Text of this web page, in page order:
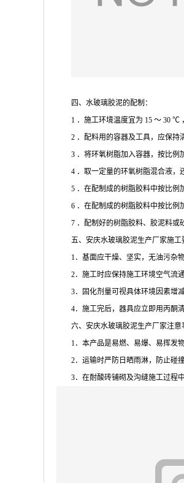
四、水玻璃胶泥的配制：
1 ．施工环境温度宜为 15 ～ 30 ℃
2 ．配料用的容器及工具，应保持
3 ．将环氧树脂加入容器，按比例
4 ．取一定量的环氧树脂混合液，还
5 ．在配制成的树脂胶料中按比例
6 ．在配制成的树脂胶料中按比例加
7 ．配制好的树脂胶料、胶泥料或砂
五、安庆水玻璃胶泥生产厂家施工
1．基面应干燥、坚实，无油污杂物
2．施工时应保持施工环境空气流通
3．固化剂量可视具体环境因素增减
4．施工完后，器具应立即用丙酮清
六、安庆水玻璃胶泥生产厂家注意
1．本产品是易燃、易爆、易挥发物
2．运输时严防日晒雨淋，防止碰撞
3．在耐酸砖铺砌及沟缝施工过程中